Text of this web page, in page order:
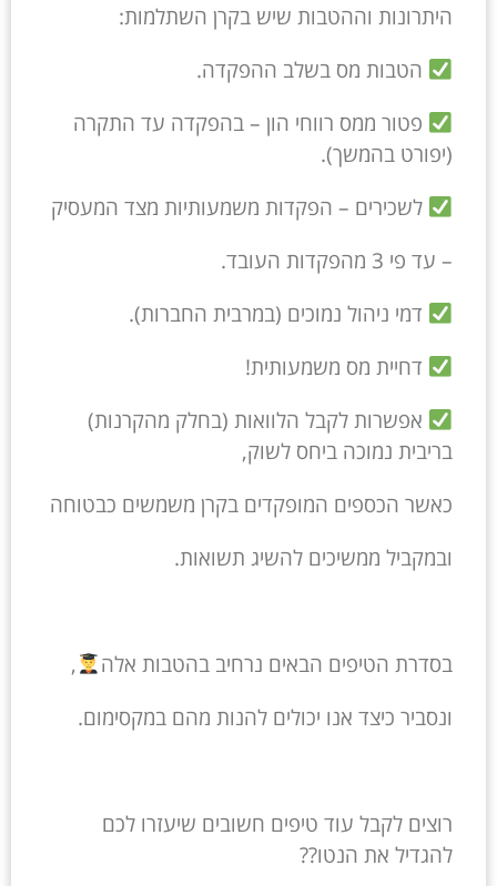
היתרונות וההטבות שיש בקרן השתלמות:
הטבות מס בשלב ההפקדה.
פטור ממס רווחי הון – בהפקדה עד התקרה
(יפורט בהמשך).
לשכירים – הפקדות משמעותיות מצד המעסיק
– עד פי 3 מהפקדות העובד.
דמי ניהול נמוכים (במרבית החברות).
דחיית מס משמעותית!
אפשרות לקבל הלוואות (בחלק מהקרנות)
בריבית נמוכה ביחס לשוק,
כאשר הכספים המופקדים בקרן משמשים כבטוחה
ובמקביל ממשיכים להשיג תשואות.
בסדרת הטיפים הבאים נרחיב בהטבות אלה
,
ונסביר כיצד אנו יכולים להנות מהם במקסימום.
רוצים לקבל עוד טיפים חשובים שיעזרו לכם
להגדיל את הנטו??